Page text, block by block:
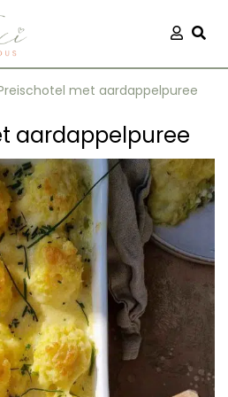
met aardappelpuree
aardappelpuree